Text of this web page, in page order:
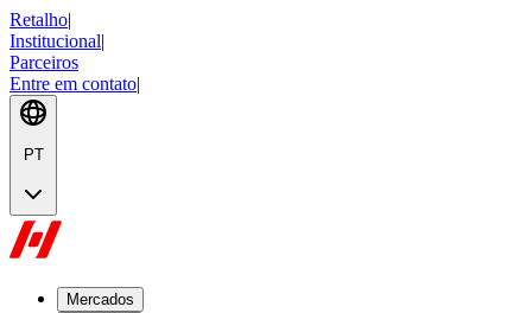
Retalho|
Institucional|
Parceiros
Entre em contato|
PT
Mercados